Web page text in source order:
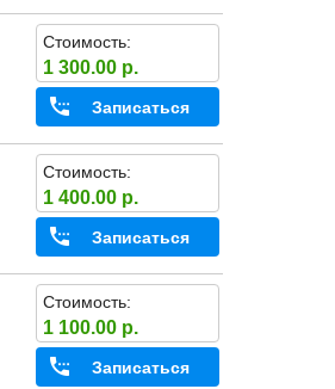
Стоимость:
1 300.00 р.
Записаться
Стоимость:
1 400.00 р.
Записаться
Стоимость:
1 100.00 р.
Записаться